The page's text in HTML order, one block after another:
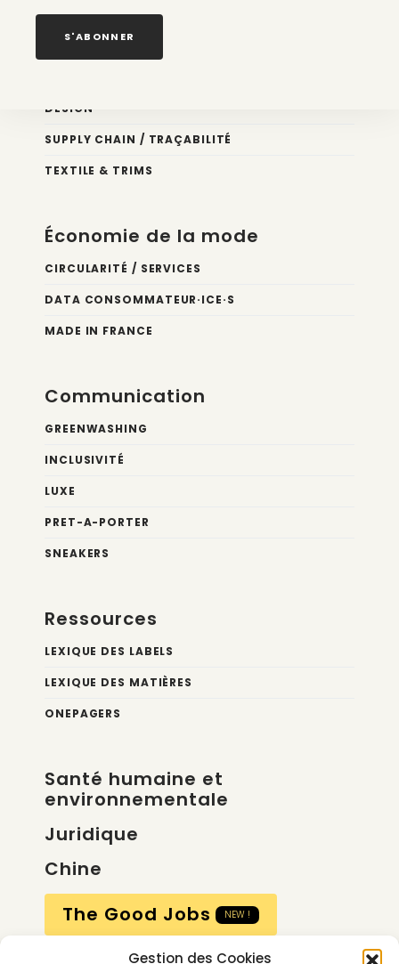
Gestion des Cookies
DESIGN
SUPPLY CHAIN / TRAÇABILITÉ
TEXTILE & TRIMS
Économie de la mode
CIRCULARITÉ / SERVICES
DATA CONSOMMATEUR·ICE·S
MADE IN FRANCE
Communication
GREENWASHING
INCLUSIVITÉ
LUXE
PRET-A-PORTER
SNEAKERS
Ressources
LEXIQUE DES LABELS
LEXIQUE DES MATIÈRES
ONEPAGERS
Santé humaine et
environnementale
Juridique
Chine
The Good Jobs
NEW !
S'ABONNER